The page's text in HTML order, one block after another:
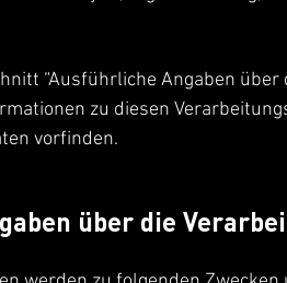
“Ausführliche Angaben
zu diesen
vorfinden.
über die